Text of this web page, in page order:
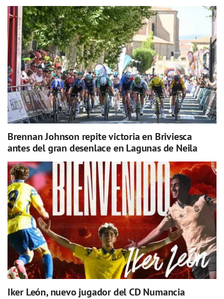
Brennan Johnson repite victoria en Briviesca
antes del gran desenlace en Lagunas de Neila
Iker León, nuevo jugador del CD Numancia